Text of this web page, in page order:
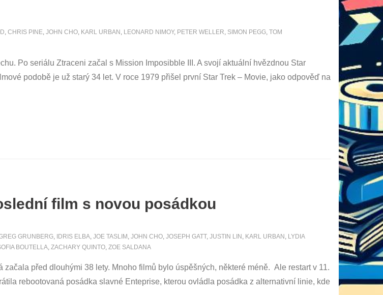
, CHRIS PINE, JOHN CHO, KARL URBAN , LEONARD NIMOY, PETER WELLER, SIMON PEGG, TOM
Po seriálu Ztraceni začal s Mission Imposibble III. A svojí aktuální hvězdnou Star
podobě je už starý 34 let. V roce 1979 přišel první Star Trek – Movie, jako odpověď na
film s novou posádkou
GRUNBERG, IDRIS ELBA, JOE TASLIM , JOHN CHO, JOSEPH GATT, JUSTIN LIN , KARL URBAN , LYDIA
BOUTELLA, ZACHARY QUINTO, ZOE SALDANA
před dlouhými 38 lety. Mnoho filmů bylo úspěšných, některé méně. Ale restart v 11.
rebootovaná posádka slavné Enteprise, kterou ovládla posádka z alternativní linie, kde